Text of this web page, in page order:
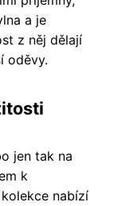
a je
z něj dělají
oděvy.
jen tak na
k
nabízí